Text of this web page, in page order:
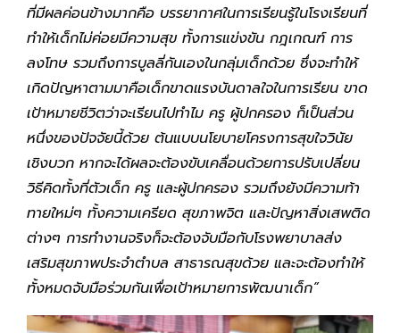
ที่มีผลค่อนข้างมากคือ บรรยากาศในการเรียนรู้ในโรงเรียนที่
ทำให้เด็กไม่ค่อยมีความสุข ทั้งการแข่งขัน กฎเกณฑ์ การ
ลงโทษ รวมถึงการบูลลี่กันเองในกลุ่มเด็กด้วย ซึ่งจะทำให้
เกิดปัญหาตามมาคือเด็กขาดแรงบันดาลใจในการเรียน ขาด
เป้าหมายชีวิตว่าจะเรียนไปทำไม ครู ผู้ปกครอง ก็เป็นส่วน
หนึ่งของปัจจัยนี้ด้วย ต้นแบบนโยบายโครงการสุขใจวินัย
เชิงบวก หากจะได้ผลจะต้องขับเคลื่อนด้วยการปรับเปลี่ยน
วิธีคิดทั้งที่ตัวเด็ก ครู และผู้ปกครอง รวมถึงยังมีความท้า
ทายใหม่ๆ ทั้งความเครียด สุขภาพจิต และปัญหาสิ่งเสพติด
ต่างๆ การทำงานจริงก็จะต้องจับมือกับโรงพยาบาลส่ง
เสริมสุขภาพประจำตำบล สาธารณสุขด้วย และจะต้องทำให้
ทั้งหมดจับมือร่วมกันเพื่อเป้าหมายการพัฒนาเด็ก”